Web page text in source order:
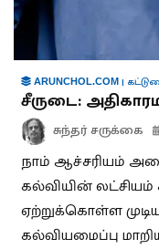
ARUNCHOL.COM |
சீருடை:
சுந்தர் சருக்கை
நாம் ஆச்சரியம்
கல்வியின்
ஏற்றுக்கொள்ள
கல்வியமைப்பு